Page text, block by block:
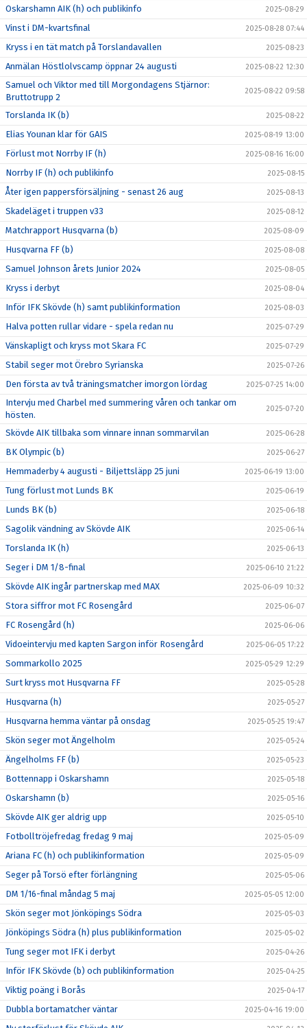
Oskarshamn AIK (h) och publikinfo 2025-08-29
Vinst i DM-kvartsfinal 2025-08-28 07:44
Kryss i en tät match på Torslandavallen 2025-08-23
Anmälan Höstlolvscamp öppnar 24 augusti 2025-08-22 12:30
Samuel och Viktor med till Morgondagens Stjärnor:
Bruttotrupp 2
2025-08-22 09:58
Torslanda IK (b) 2025-08-22
Elias Younan klar för GAIS 2025-08-19 13:00
Förlust mot Norrby IF (h) 2025-08-16 16:00
Norrby IF (h) och publikinfo 2025-08-15
Åter igen pappersförsäljning - senast 26 aug 2025-08-13
Skadeläget i truppen v33 2025-08-12
Matchrapport Husqvarna (b) 2025-08-09
Husqvarna FF (b) 2025-08-08
Samuel Johnson årets Junior 2024 2025-08-05
Kryss i derbyt 2025-08-04
Inför IFK Skövde (h) samt publikinformation 2025-08-03
Halva potten rullar vidare - spela redan nu 2025-07-29
Vänskapligt och kryss mot Skara FC 2025-07-29
Stabil seger mot Örebro Syrianska 2025-07-26
Den första av två träningsmatcher imorgon lördag 2025-07-25 14:00
Intervju med Charbel med summering våren och tankar om
hösten.
2025-07-20
Skövde AIK tillbaka som vinnare innan sommarvilan 2025-06-28
BK Olympic (b) 2025-06-27
Hemmaderby 4 augusti - Biljettsläpp 25 juni 2025-06-19 13:00
Tung förlust mot Lunds BK 2025-06-19
Lunds BK (b) 2025-06-18
Sagolik vändning av Skövde AIK 2025-06-14
Torslanda IK (h) 2025-06-13
Seger i DM 1/8-final 2025-06-10 21:22
Skövde AIK ingår partnerskap med MAX 2025-06-09 10:32
Stora siffror mot FC Rosengård 2025-06-07
FC Rosengård (h) 2025-06-06
Vidoeintervju med kapten Sargon inför Rosengård 2025-06-05 17:22
Sommarkollo 2025 2025-05-29 12:29
Surt kryss mot Husqvarna FF 2025-05-28
Husqvarna (h) 2025-05-27
Husqvarna hemma väntar på onsdag 2025-05-25 19:47
Skön seger mot Ängelholm 2025-05-24
Ängelholms FF (b) 2025-05-23
Bottennapp i Oskarshamn 2025-05-18
Oskarshamn (b) 2025-05-16
Skövde AIK ger aldrig upp 2025-05-10
Fotbolltröjefredag fredag 9 maj 2025-05-09
Ariana FC (h) och publikinformation 2025-05-09
Seger på Torsö efter förlängning 2025-05-06
DM 1/16-final måndag 5 maj 2025-05-05 12:00
Skön seger mot Jönköpings Södra 2025-05-03
Jönköpings Södra (h) plus publikinformation 2025-05-02
Tung seger mot IFK i derbyt 2025-04-26
Inför IFK Skövde (b) och publikinformation 2025-04-25
Viktig poäng i Borås 2025-04-17
Dubbla bortamatcher väntar 2025-04-16 19:00